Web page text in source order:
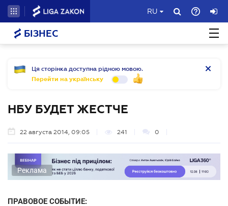
RU
БІЗНЕС
Ця сторінка доступна рідною мовою.
Перейти на українську
НБУ БУДЕТ ЖЕСТЧЕ
22 августа 2014, 09:05 241 0
Реклама
ПРАВОВОЕ СОБЫТИЕ: